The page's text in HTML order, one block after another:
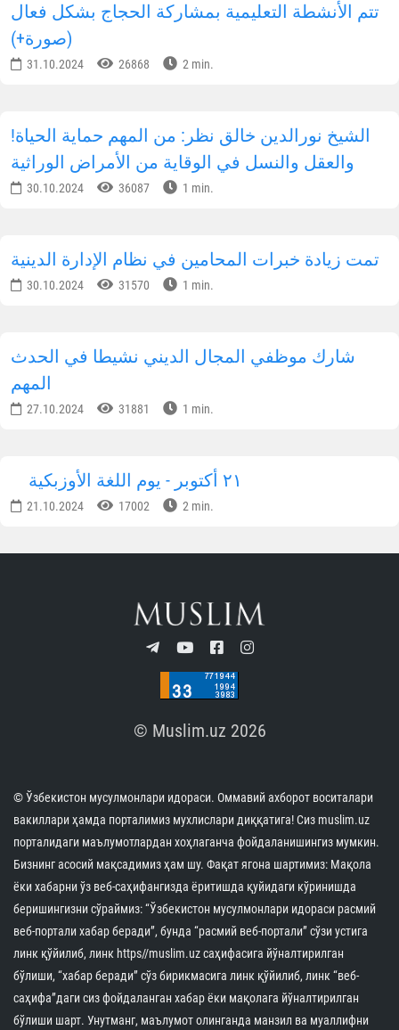
تتم الأنشطة التعليمية بمشاركة الحجاج بشكل فعال
(صورة+)
31.10.2024 26868 2 min.
!الشيخ نورالدين خالق نظر: من المهم حماية الحياة
والعقل والنسل في الوقاية من الأمراض الوراثية
30.10.2024 36087 1 min.
تمت زيادة خبرات المحامين في نظام الإدارة الدينية
30.10.2024 31570 1 min.
شارك موظفي المجال الديني نشيطا في الحدث
المهم
27.10.2024 31881 1 min.
٢١ أكتوبر - يوم اللغة الأوزبكية
21.10.2024 17002 2 min.
© Muslim.uz 2026
© Ўзбекистон мусулмонлари идораси. Оммавий ахборот воситалари
вакиллари ҳамда порталимиз мухлислари диққатига! Сиз muslim.uz
порталидаги маълумотлардан хоҳлаганча фойдаланишингиз мумкин.
Бизнинг асосий мақсадимиз ҳам шу. Фақат ягона шартимиз: Мақола
ёки хабарни ўз веб-саҳифангизда ёритишда қуйидаги кўринишда
беришингизни сўраймиз: “Ўзбекистон мусулмонлари идораси расмий
веб-портали хабар беради”, бунда “расмий веб-портали” сўзи устига
линк қўйилиб, линк https//muslim.uz саҳифасига йўналтирилган
бўлиши, “хабар беради” сўз бирикмасига линк қўйилиб, линк “веб-
саҳифа”даги сиз фойдаланган хабар ёки мақолага йўналтирилган
бўлиши шарт. Унутманг, маълумот олинганда манзил ва муаллифни